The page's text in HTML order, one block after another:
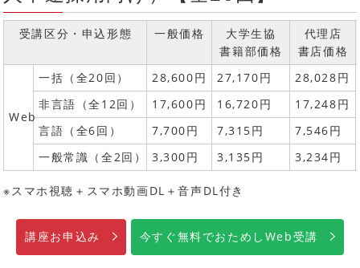
受講区分・申込形態 一般価格
大学生協
書籍部価格
代理店
書店価格
Web
一括（全20回） 28,600円 27,170円
28,028円
非言語（全12回）
17,600円 16,720円
17,248円
言語（全6回）
7,700円 7,315円
7,546円
一般常識（全2回）
3,300円 3,135円 3,234円
※スマホ視聴＋スマホ動画DL＋音声DL付き
講座お申込み 今すぐ無料でおためしWeb受講